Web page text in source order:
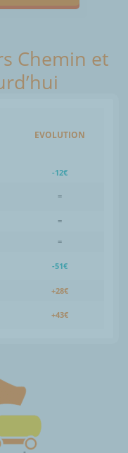
Chemin et
EVOLUTION
-12€
=
=
=
-51€
+28€
+43€